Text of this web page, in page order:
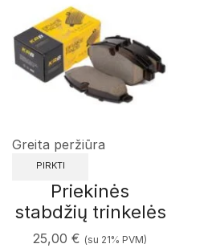
Greita peržiūra
PIRKTI
Priekinės
stabdžių trinkelės
25,00 € (su 21% PVM)